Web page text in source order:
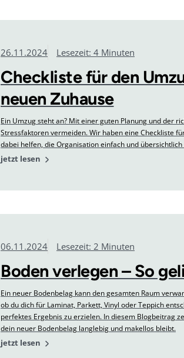
26.11.2024 Lesezeit: 4 Minuten
Checkliste für den
neuen Zuhause
Ein Umzug steht an? Mit einer guten Planung und der
Stressfaktoren vermeiden. Wir haben eine Checkliste
dabei helfen, die Organisation einfach und
jetzt lesen
06.11.2024 Lesezeit: 2 Minuten
Boden verlegen – So
Ein neuer Bodenbelag kann den gesamten Raum
ob du dich für Laminat, Parkett, Vinyl oder Teppich
perfektes Ergebnis zu erzielen. In diesem Blogbeitrag
dein neuer Bodenbelag langlebig und makellos bleibt.
jetzt lesen